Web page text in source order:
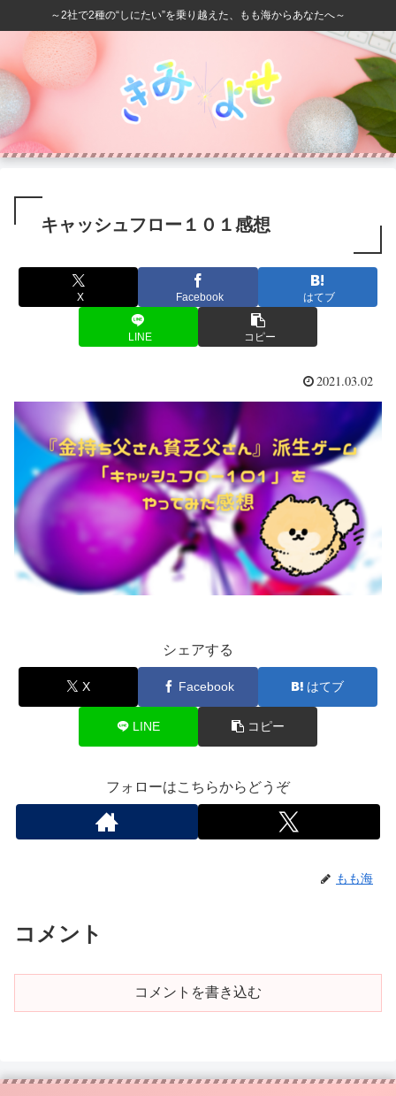
～2社で2種の“しにたい”を乗り越えた、もも海からあなたへ～
キャッシュフロー１０１感想
X Facebook はてブ
LINE コピー
2021.03.02
シェアする
X Facebook はてブ
LINE コピー
フォローはこちらからどうぞ
もも海
コメント
コメントを書き込む